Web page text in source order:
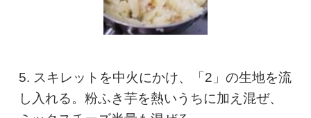
5. スキレットを中火にかけ、「2」の生地を流
し入れる。粉ふき芋を熱いうちに加え混ぜ、